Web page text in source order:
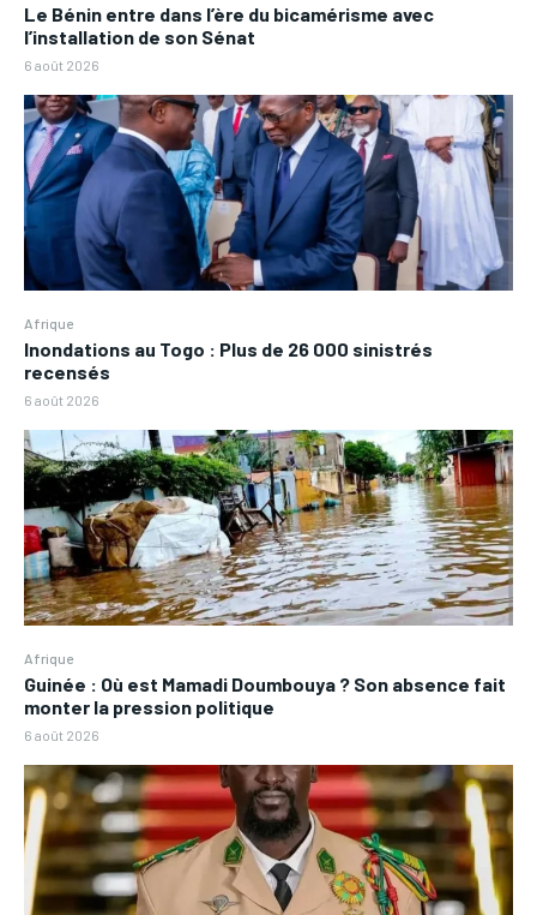
Le Bénin entre dans l’ère du bicamérisme avec
l’installation de son Sénat
6 août 2026
Afrique
Inondations au Togo : Plus de 26 000 sinistrés
recensés
6 août 2026
Afrique
Guinée : Où est Mamadi Doumbouya ? Son absence fait
monter la pression politique
6 août 2026